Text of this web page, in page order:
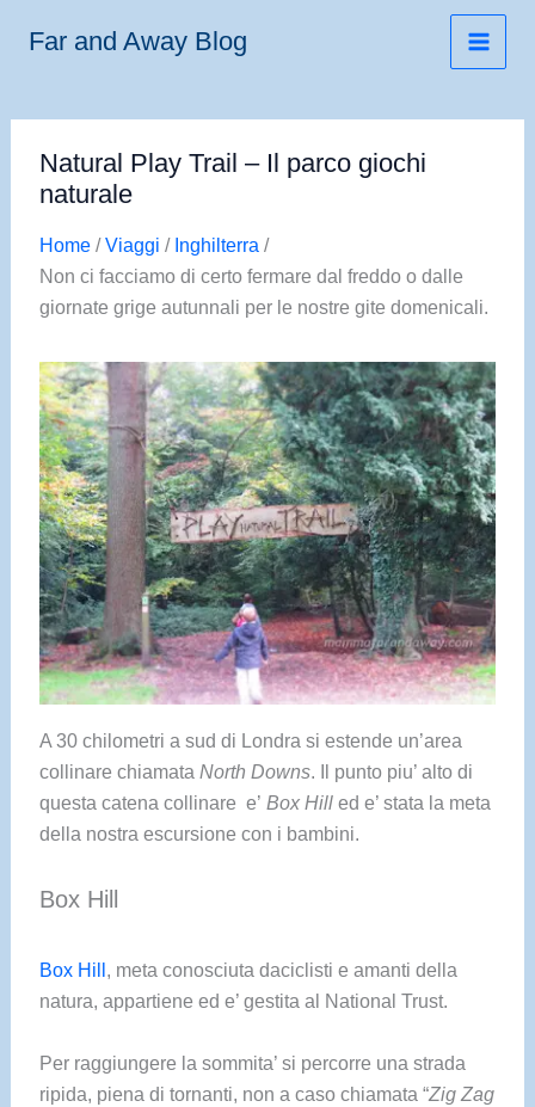
Far and Away Blog
Natural Play Trail – Il parco giochi
naturale
Home/Viaggi / Inghilterra /
Non ci facciamo di certo fermare dal freddo o dalle
giornate grige autunnali per le nostre gite domenicali.
A 30 chilometri a sud di Londra si estende un’area
collinare chiamata North Downs. Il punto piu’ alto di
questa catena collinare e’ Box Hilled e’ stata la meta
della nostra escursione con i bambini.
Box Hill
Box Hill, meta conosciuta daciclisti e amanti della
natura, appartiene ed e’ gestita al National Trust.
Per raggiungere la sommita’ si percorre una strada
ripida, piena di tornanti, non a caso chiamata “Zig Zag